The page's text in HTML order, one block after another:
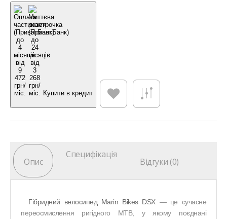
Купити в кредит
Опис
Специфікація
Відгуки (0)
Гібридний велосипед Marin Bikes DSX— це сучасне
переосмислення ригідного MTB, у якому поєднані